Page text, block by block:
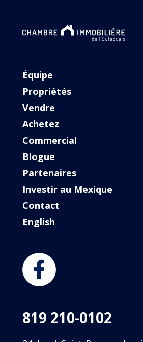
Équipe
Propriétés
Vendre
Achetez
Commercial
Blogue
Partenaires
Investir au Mexique
Contact
English
819 210-0102